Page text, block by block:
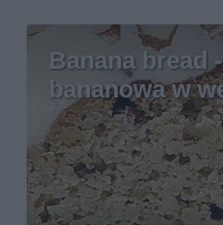
Banana bread
bananowa w